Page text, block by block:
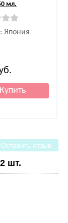
мл.
Япония
Оставить отзыв
шт.